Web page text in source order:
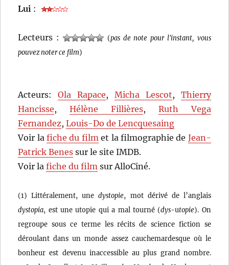
Lui :
Lecteurs : (pas de note pour l'instant, vous
pouvez noter ce film)
Acteurs:Ola Rapace, Micha Lescot, Thierry
Hancisse,Hélène Fillières, Ruth Vega
Fernandez,Louis-Do de Lencquesaing
Voir lafiche du film et la filmographie de Jean-
Patrick Benes sur le site IMDB.
Voir lafiche du film sur AlloCiné.
(1) Littéralement, unedystopie, mot dérivé de l’anglais
dystopia, est une utopie qui a mal tourné (dys-utopie). On
regroupe sous ce terme les récits de science fiction se
déroulant dans un monde assez cauchemardesque où le
bonheur est devenu inaccessible au plus grand nombre.